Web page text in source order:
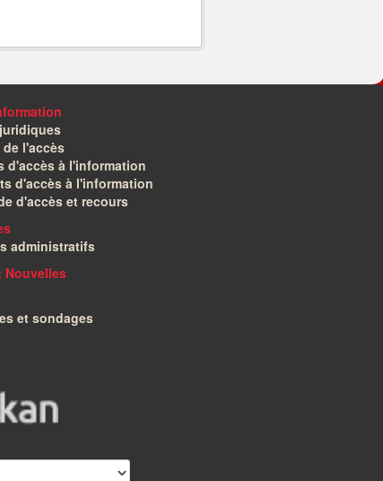
de l'accès
d'accès à l'information
d'accès à l'information
d'accès et recours
administratifs
Nouvelles
et sondages